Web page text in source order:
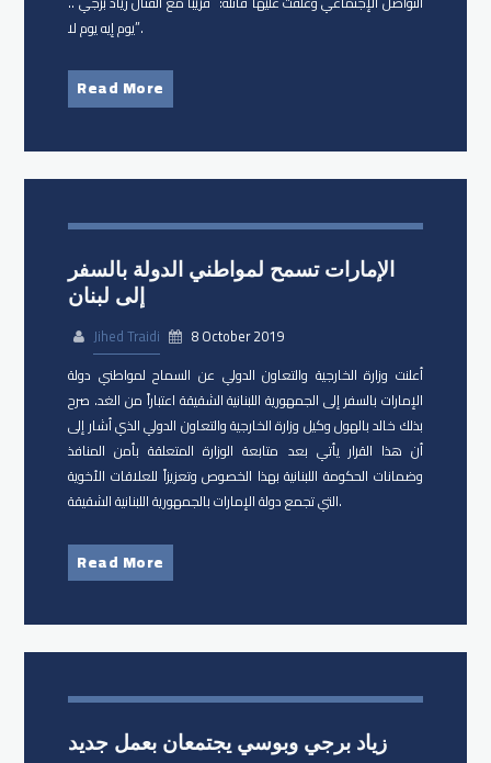
يوم إيه يوم لا”.
Read More
الإمارات تسمح لمواطني الدولة بالسفر
إلى لبنان
Jihed Traidi
8 October 2019
أعلنت وزارة الخارجية والتعاون الدولي عن السماح لمواطني دولة
الإمارات بالسفر إلى الجمهورية اللبنانية الشقيقة اعتباراً من الغد. صرح
بذلك خالد بالهول وكيل وزارة الخارجية والتعاون الدولي الذي أشار إلى
أن هذا القرار يأتي بعد متابعة الوزارة المتعلقة بأمن المنافذ
وضمانات الحكومة اللبنانية بهذا الخصوص وتعزيزاً للعلاقات الأخوية
التي تجمع دولة الإمارات بالجمهورية اللبنانية الشقيقة.
Read More
زياد برجي وبوسي يجتمعان بعمل جديد